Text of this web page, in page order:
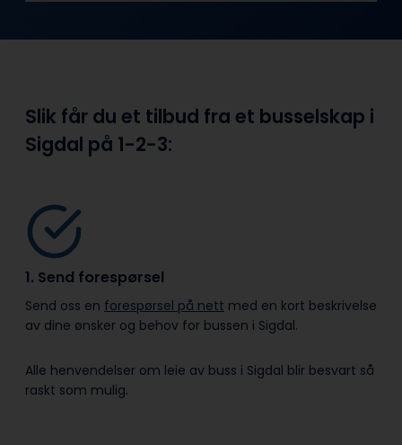
Slik får du et tilbud fra et busselskap i
Sigdal på 1-2-3:
1. Send forespørsel
Send oss en forespørsel på nett med en kort beskrivelse
av dine ønsker og behov for bussen i Sigdal.
Alle henvendelser om leie av buss i Sigdal blir besvart så
raskt som mulig.